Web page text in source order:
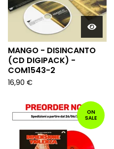
MANGO - DISINCANTO
(CD DIGIPACK) -
COM1543-2
16,90 €
ON
SALE